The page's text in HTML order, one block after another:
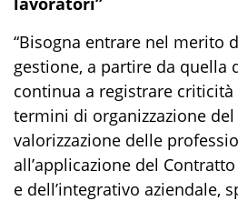
“Bisogna entrare nel merito
gestione, a partire da quella
continua a registrare
termini di organizzazione
valorizzazione delle
all’applicazione del
e dell’integrativo aziendale,